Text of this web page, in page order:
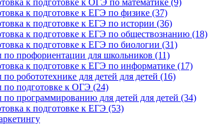
к подготовке к ОГЭ по математике (9)
к подготовке к ЕГЭ по физике (37)
к подготовке к ЕГЭ по истории (36)
к подготовке к ЕГЭ по обществознанию (18)
к подготовке к ЕГЭ по биологии (31)
по профориентации для школьников (11)
к подготовке к ЕГЭ по информатике (17)
робототехнике для детей для детей (16)
по подготовке к ОГЭ (24)
по программированию для детей для детей (34)
к подготовке к ЕГЭ (53)